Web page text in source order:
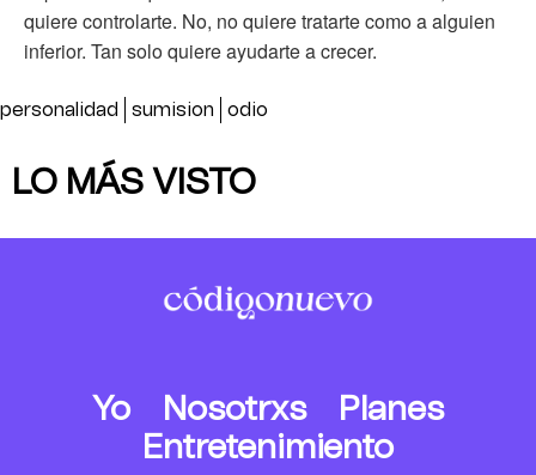
quiere controlarte. No, no quiere tratarte como a alguien
inferior. Tan solo quiere ayudarte a crecer.
personalidad sumision odio
LO MÁS VISTO
Yo Nosotrxs
Planes
Entretenimiento